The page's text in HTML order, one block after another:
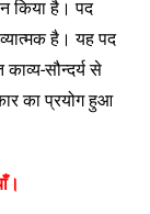
किया है। पद
है। यह पद
सौन्दर्य से
का प्रयोग हुआ